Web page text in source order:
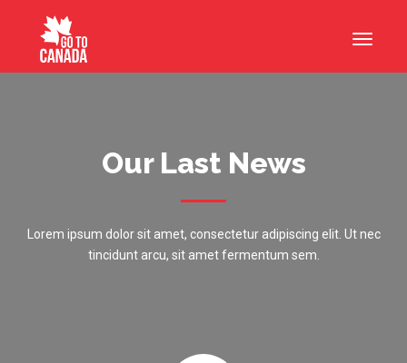
Our Last News
Lorem ipsum dolor sit amet, consectetur adipiscing elit. Ut nec
tincidunt arcu, sit amet fermentum sem.